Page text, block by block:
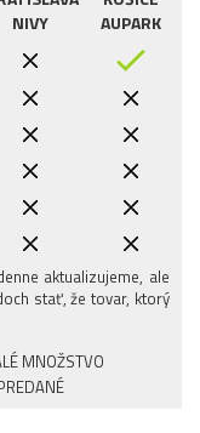
NIVY
AUPARK
aktualizujeme, ale
stať, že tovar, ktorý
MNOŽSTVO